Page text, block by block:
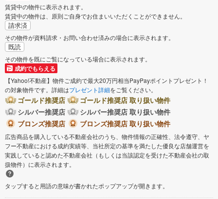
賃貸中の物件に表示されます。
賃貸中の物件は、原則ご自身でお住まいいただくことができません。
請求済
その物件が資料請求・お問い合わせ済みの場合に表示されます。
既読
その物件を既にご覧になっている場合に表示されます。
成約でもらえる
【Yahoo!不動産】物件ご成約で最大20万円相当PayPayポイントプレゼント！
の対象物件です。詳細はプレゼント詳細をご覧ください。
ゴールド推奨店
ゴールド推奨店 取り扱い物件
シルバー推奨店
シルバー推奨店 取り扱い物件
ブロンズ推奨店
ブロンズ推奨店 取り扱い物件
広告商品を購入している不動産会社のうち、物件情報の正確性、法令遵守、ヤ
フー不動産における成約実績等、当社所定の基準を満たした優良な店舗運営を
実践していると認めた不動産会社（もしくは当該認定を受けた不動産会社の取
扱物件）に表示されます。
タップすると用語の意味が書かれたポップアップが開きます。